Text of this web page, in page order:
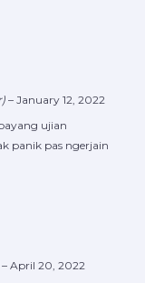
– January 12, 2022
ujian
panik pas ngerjain
– April 20, 2022